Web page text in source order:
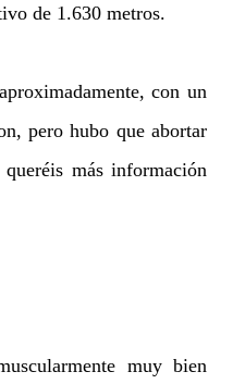
de 1.630 metros.
con un
pero hubo que abortar
más información
muy bien